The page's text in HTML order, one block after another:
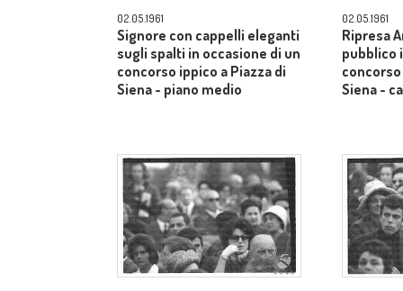
02.05.1961
Signore con cappelli eleganti
sugli spalti in occasione di un
concorso ippico a Piazza di
Siena - piano medio
02.05.1961
Ripresa
pubblico
Siena -